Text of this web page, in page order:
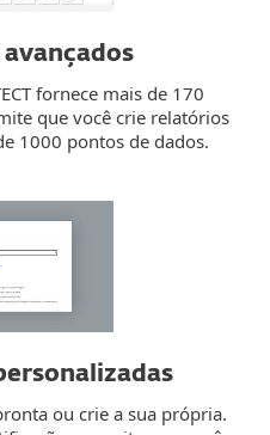
fornece mais de 170
que você crie relatórios
1000 pontos de dados.
ou crie a sua própria.